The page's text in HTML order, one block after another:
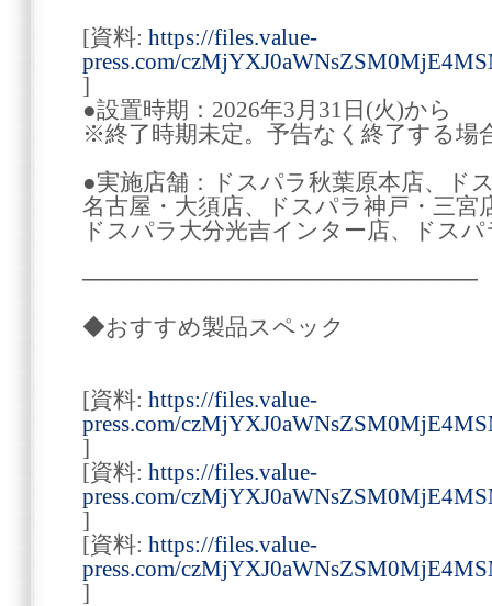
[資料: https://files.value-
press.com/
]
●設置時期：2026年3月31日(火)から
※終了時期未定。予告なく終了する場
●実施店舗：ドスパラ秋葉原本店、ド
名古屋・大須店、ドスパラ神戸・三宮
ドスパラ大分光吉インター店、ドス
────────────────────────
◆おすすめ製品スペック
[資料: https://files.value-
press.com/
]
[資料: https://files.value-
press.com/
]
[資料: https://files.value-
press.com/
]